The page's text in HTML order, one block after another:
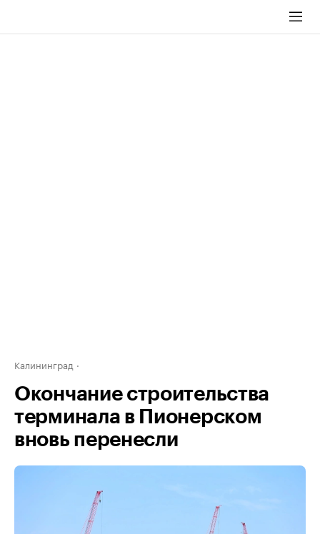
Калининград
Окончание строительства
терминала в Пионерском
вновь перенесли